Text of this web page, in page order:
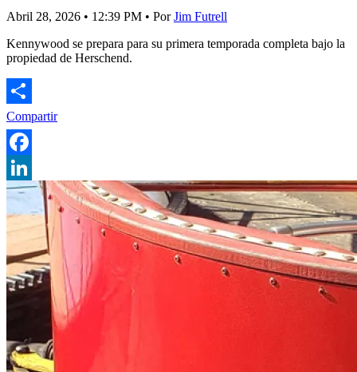
Abril 28, 2026 • 12:39 PM • PorJim Futrell
Kennywood se prepara para su primera temporada completa bajo la
propiedad de Herschend.
Compartir
Facebook
LinkedIn